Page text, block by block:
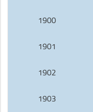
1900
1901
1902
1903